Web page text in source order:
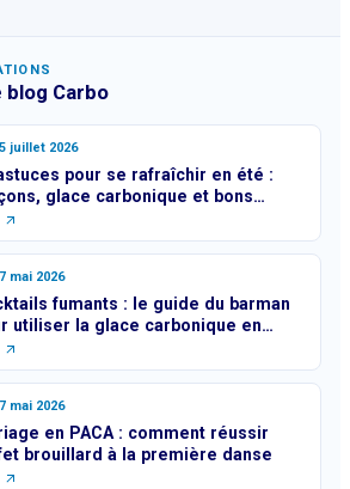
blog Carbo
juillet 2026
pour se rafraîchir en été :
glace carbonique et bons
mai 2026
fumants : le guide du barman
utiliser la glace carbonique en
sécurité
mai 2026
en PACA : comment réussir
brouillard à la première danse